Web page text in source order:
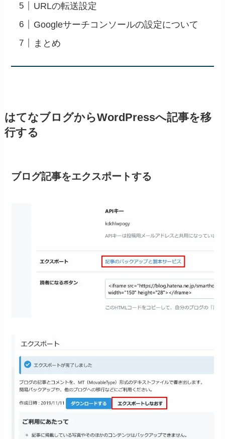
URLの転送設定
Googleサーチコンソールの設定について
まとめ
はてなブログからWordPressへ記事を移
行する
ブログ記事をエクスポートする